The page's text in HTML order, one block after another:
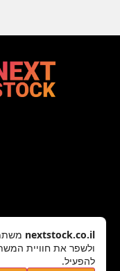
nextstock.co.il
ולשפר את חוויית
להפעיל.